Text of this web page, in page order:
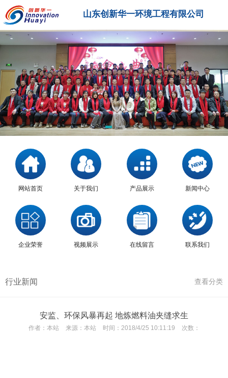
山东创新华一环境工程有限公司
网站首页 关于我们 产品展示 新闻中心
企业荣誉 视频展示 在线留言 联系我们
行业新闻 查看分类
安监、环保风暴再起 地炼燃料油夹缝求生
作者： 本站 来源： 本站 时间： 2018/4/25 10:11:19 次数：